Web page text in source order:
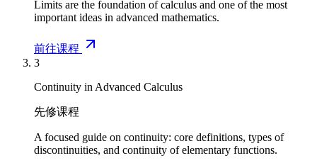
Limits are the foundation of calculus and one of the most
important ideas in advanced mathematics.
前往课程
3
Continuity in Advanced Calculus
先修课程
A focused guide on continuity: core definitions, types of
discontinuities, and continuity of elementary functions.